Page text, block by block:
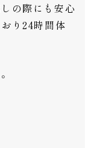
の際にも安心
り24時間体